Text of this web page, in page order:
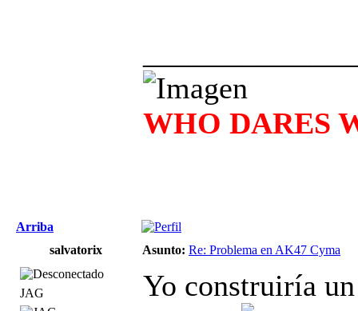
WHO DARES
Arriba
salvatorix
Asunto: Re: Problema en AK47 Cyma
JAG
Yo construiría